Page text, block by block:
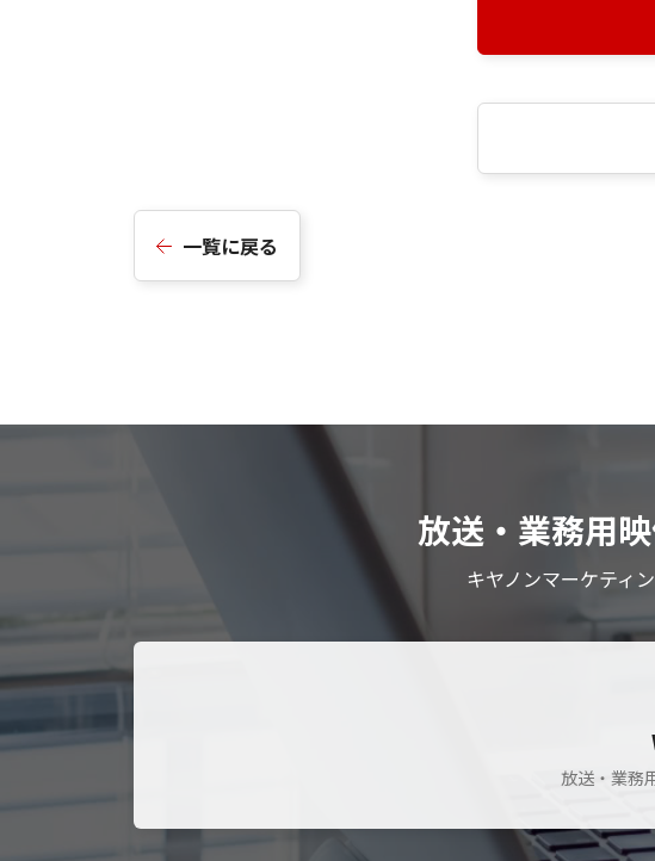
一覧に戻る
放送・業務用
キヤノンマーケティ
放送・業務